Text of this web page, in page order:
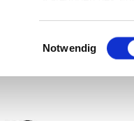
Ihre Einwilligung
Notwendig